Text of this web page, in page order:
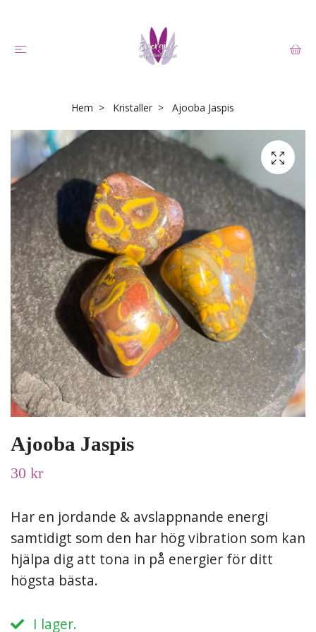
Hem Kristaller Ajooba Jaspis
Ajooba Jaspis
30 kr
Har en jordande & avslappnande energi
samtidigt som den har hög vibration som kan
hjälpa dig att tona in på energier för ditt
högsta bästa.
I lager.